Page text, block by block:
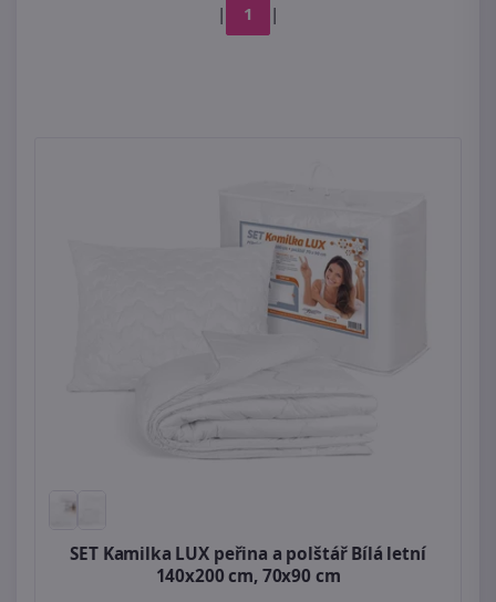
| 1 |
SET Kamilka LUX peřina a polštář Bílá letní
140x200 cm, 70x90 cm